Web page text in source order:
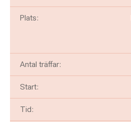
Plats:
Antal träffar:
Start:
Tid: